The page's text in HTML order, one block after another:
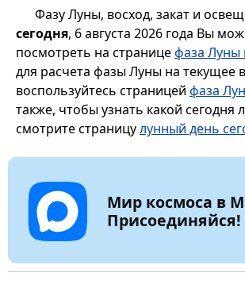
Фазу Луны, восход, закат и
сегодня, 6 августа 2026 года Вы
посмотреть на страницефаза Луны
для расчета фазы Луны на текущее
воспользуйтесь страницей фаза
также, чтобы узнать какой сегодня
смотрите страницулунный день
Мир космоса в
Присоединяйся!